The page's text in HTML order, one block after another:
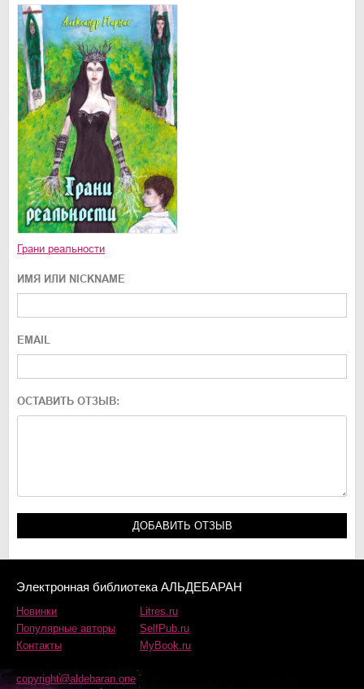
Грани реальности
ИМЯ ИЛИ NICKNAME
EMAIL
ОСТАВИТЬ ОТЗЫВ:
Электронная библиотека АЛЬДЕБАРАН
Новинки
Популярные авторы
Контакты
Litres.ru
SelfPub.ru
MyBook.ru
copyright@aldebaran.one